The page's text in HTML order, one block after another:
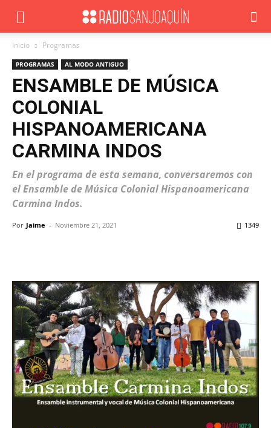
Inicio Programas
PROGRAMAS AL MODO ANTIGUO
ENSAMBLE DE MÚSICA
COLONIAL
HISPANOAMERICANA
CARMINA INDOS
En el programa de esta semana, conversaremos con
el Ensamble de Música Colonial Hispanoamericana
Carmina Indos.
Por Jaime - Noviembre 21, 2021 1349